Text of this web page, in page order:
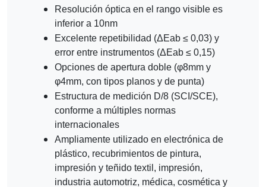
Resolución óptica en el rango visible es
inferior a 10nm
Excelente repetibilidad (ΔEab ≤ 0,03) y
error entre instrumentos (ΔEab ≤ 0,15)
Opciones de apertura doble (φ8mm y
φ4mm, con tipos planos y de punta)
Estructura de medición D/8 (SCI/SCE),
conforme a múltiples normas
internacionales
Ampliamente utilizado en electrónica de
plástico, recubrimientos de pintura,
impresión y teñido textil, impresión,
industria automotriz, médica, cosmética y